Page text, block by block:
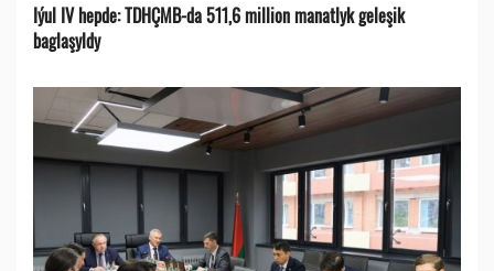
Iýul IV hepde: TDHÇMB-da 511,6 million manatlyk geleşik
baglaşyldy